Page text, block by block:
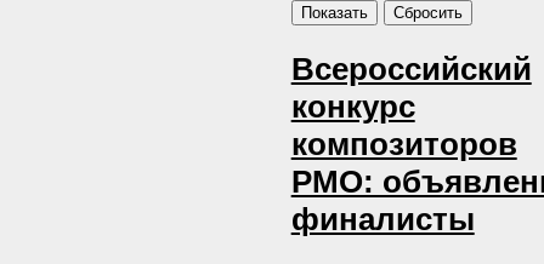
Всероссийский
конкурс
композиторов
РМО:
финалисты